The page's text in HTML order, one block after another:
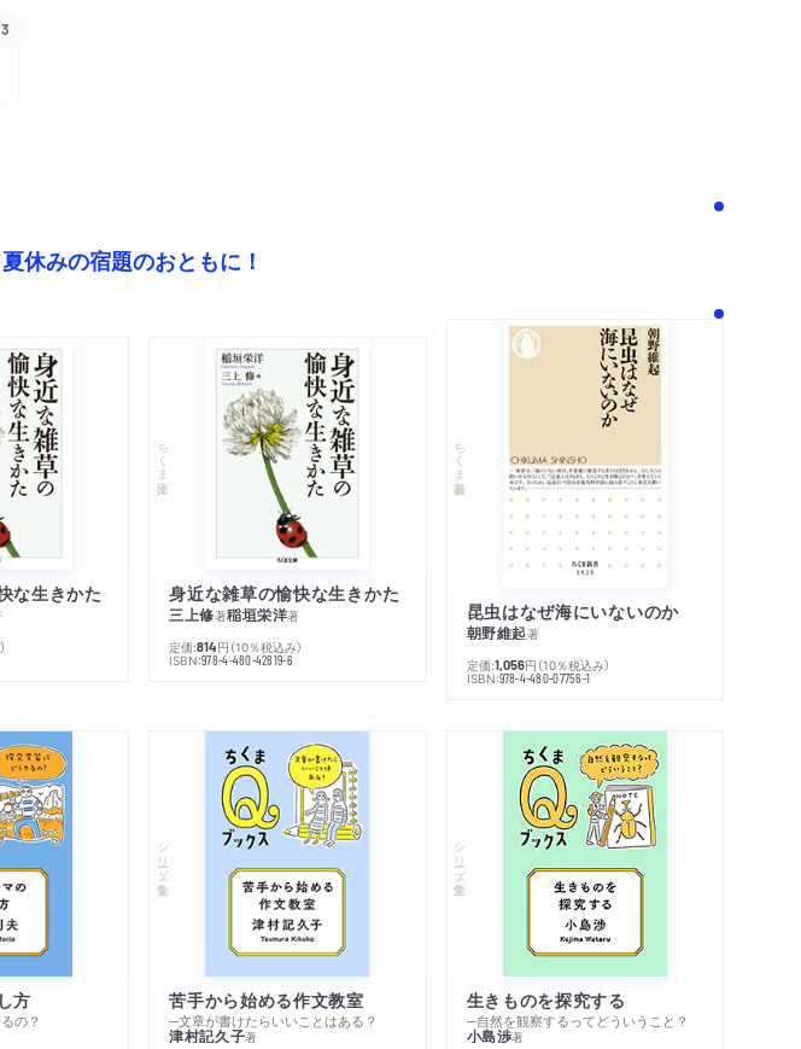
休みの宿題のおともに！
な生きかた
ちくま文庫
身近な雑草の愉快な生きかた
三上修著稲垣栄洋著
定価:814円 （10％税込み）
ISBN:978-4-480-42819-6
ちくま新書
昆虫はなぜ海にいないのか
朝野維起著
定価:1,056円 （10％税込み）
ISBN:978-4-480-07756-1
方
の？
シリーズ・全集
苦手から始める作文教室
─文章が書けたらいいことはある？
津村記久子著
シリーズ・全集
生きものを探究する
─自然を観察するってどういうこと？
小島渉著